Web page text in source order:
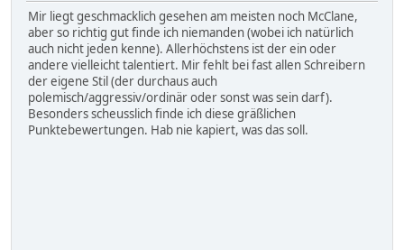
Mir liegt geschmacklich gesehen am meisten noch McClane,
aber so richtig gut finde ich niemanden (wobei ich natürlich
auch nicht jeden kenne). Allerhöchstens ist der ein oder
andere vielleicht talentiert. Mir fehlt bei fast allen Schreibern
der eigene Stil (der durchaus auch
polemisch/aggressiv/ordinär oder sonst was sein darf).
Besonders scheusslich finde ich diese gräßlichen
Punktebewertungen. Hab nie kapiert, was das soll.